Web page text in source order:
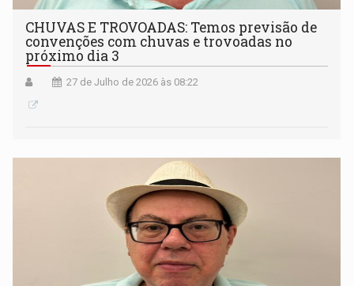
CHUVAS E TROVOADAS: Temos previsão de
convenções com chuvas e trovoadas no
próximo dia 3
27 de Julho de 2026 às 08:22